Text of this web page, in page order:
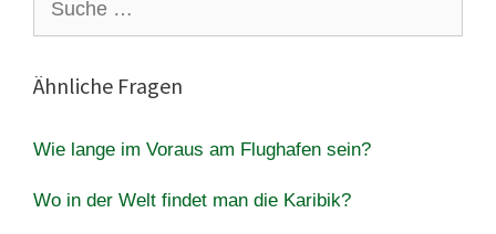
nach:
Ähnliche Fragen
Wie lange im Voraus am Flughafen sein?
Wo in der Welt findet man die Karibik?